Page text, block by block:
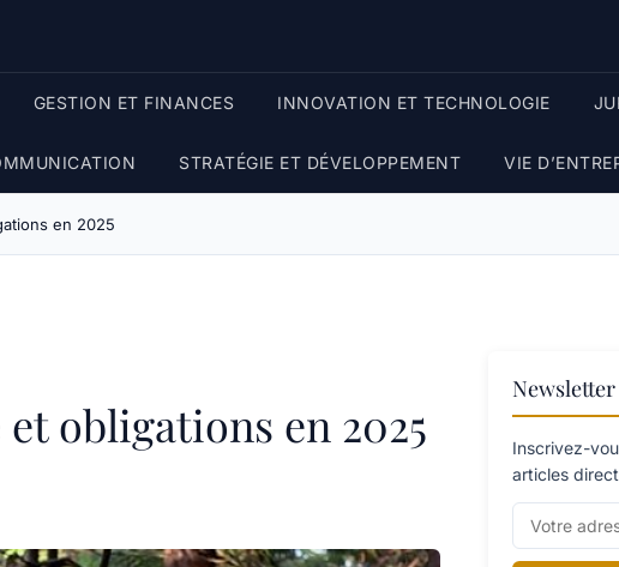
GESTION ET FINANCES INNOVATION ET TECHNOLOGIE
STRATÉGIE ET DÉVELOPPEMENT VIE
en 2025
obligations en 2025
Newsletter
Inscrivez-
articles